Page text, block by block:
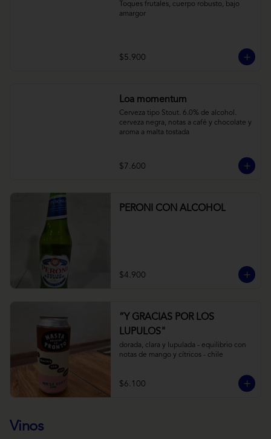
Toques frutales, cuerpo robusto, bajo
amargor
$5.900
Loa momentum
Cerveza tipo Stout. 6.0% de alcohol.
cerveza negra, notas a café y chocolate y
aroma a malta tostada
$7.600
PERONI CON ALCOHOL
$4.900
“Y GRACIAS POR LOS
LUPULOS"
dorada, clara y lupulada - equilibrio con
notas de mango y cítricos - chile
$6.100
Vinos